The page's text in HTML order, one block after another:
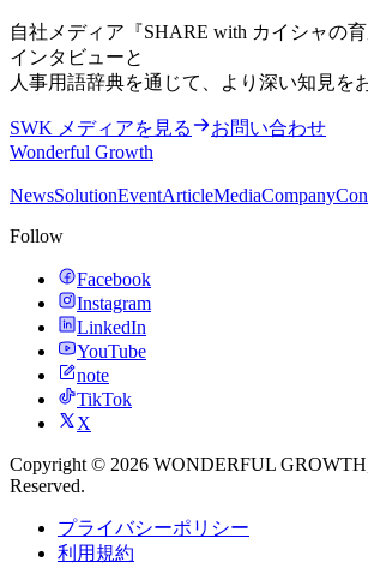
自社メディア『SHARE with カイシャの
インタビューと
人事用語辞典を通じて、より深い知見を
SWK メディアを見る
お問い合わせ
Wonderful Growth
NewsSolutionEventArticleMediaCompany
Follow
Facebook
Instagram
LinkedIn
YouTube
note
TikTok
X
Copyright © 2026 WONDERFUL GROWTH
Reserved.
プライバシーポリシー
利用規約